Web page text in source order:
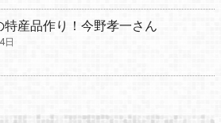
特産品作り！今野孝一さん
日